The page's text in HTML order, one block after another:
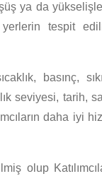
ya da
yerlerin tespit
basınç,
seviyesi, tarih,
daha iyi
olup